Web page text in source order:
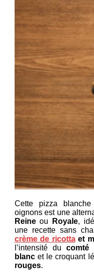
Cette pizza
oignons est une
Reineou Royale,
une recette sans
crème de ricottaet
l’intensité ducomté
blancet le croquant
rouges.